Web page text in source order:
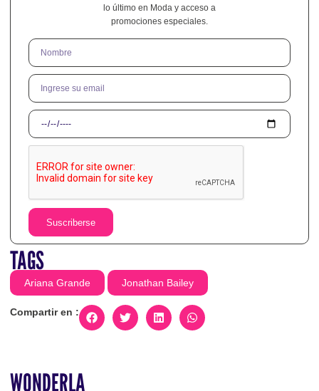
lo último en Moda y acceso a
promociones especiales.
Suscriberse
TAGS
Ariana Grande Jonathan Bailey
Compartir en :
WONDERLA